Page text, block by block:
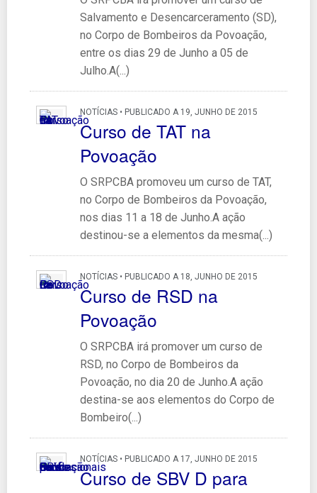
Salvamento e Desencarceramento (SD),
no Corpo de Bombeiros da Povoação,
entre os dias 29 de Junho a 05 de
Julho.A(...)
NOTÍCIAS • PUBLICADO A 19, JUNHO DE 2015
Curso de TAT na
Povoação
O SRPCBA promoveu um curso de TAT,
no Corpo de Bombeiros da Povoação,
nos dias 11 a 18 de Junho.A ação
destinou-se a elementos da mesma(...)
NOTÍCIAS • PUBLICADO A 18, JUNHO DE 2015
Curso de RSD na
Povoação
O SRPCBA irá promover um curso de
RSD, no Corpo de Bombeiros da
Povoação, no dia 20 de Junho.A ação
destina-se aos elementos do Corpo de
Bombeiro(...)
NOTÍCIAS • PUBLICADO A 17, JUNHO DE 2015
Curso de SBV D para